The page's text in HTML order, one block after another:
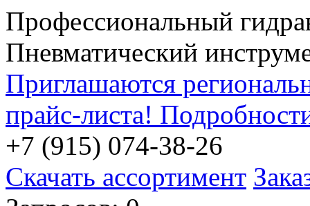
Профессиональный
Пневматический
Приглашаются
прайс-листа!
+7 (915) 074-38-26
Скачать ассортимент